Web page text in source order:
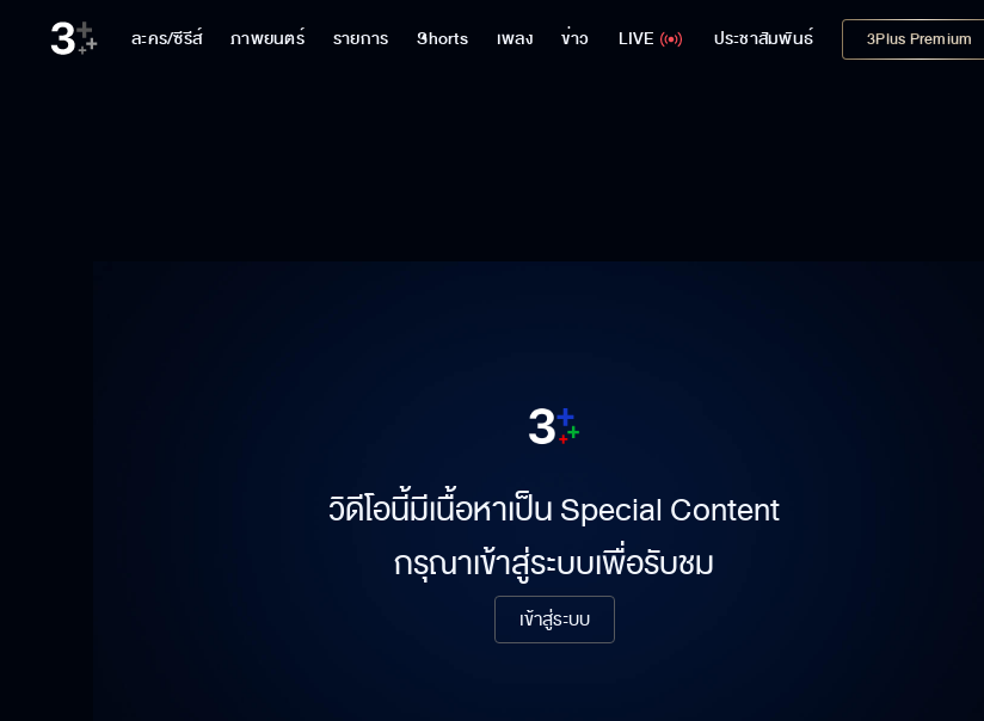
ละคร/ซีรีส์ ภาพยนตร์ รายการ Shorts เพลง ข่าว LIVE ประชาสัมพันธ์ 3Plus Premium
วิดีโอนี้มีเนื้อหาเป็น Special Content
กรุณาเข้าสู่ระบบเพื่อรับชม
เข้าสู่ระบบ